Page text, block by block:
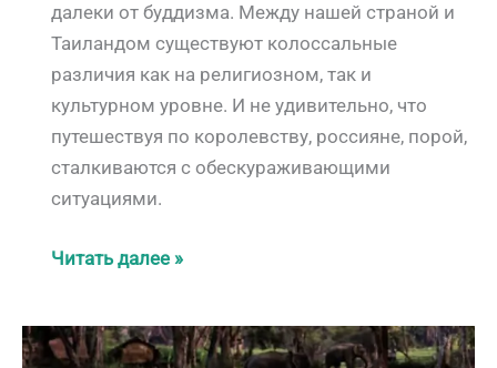
далеки от буддизма. Между нашей страной и
Таиландом существуют колоссальные
различия как на религиозном, так и
культурном уровне. И не удивительно, что
путешествуя по королевству, россияне, порой,
сталкиваются с обескураживающими
ситуациями.
Ответы
распространенные
Читать далее »